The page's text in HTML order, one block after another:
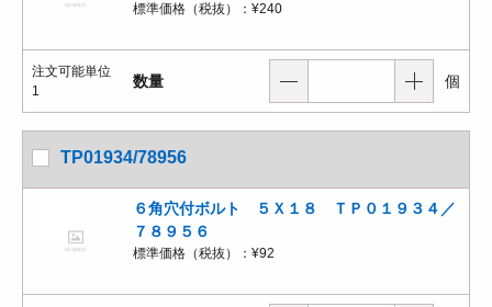
標準価格（税抜）： ¥240
注文可能単位
1
数量 個
TP01934/78956
６角穴付ボルト ５Ｘ１８ ＴＰ０１９３４／
７８９５６
標準価格（税抜）： ¥92